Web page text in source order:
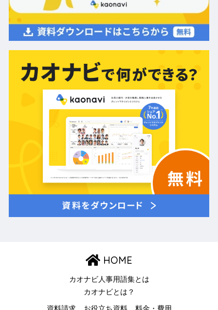
HOME
カオナビ人事用語集とは
カオナビとは？
資料請求 お役立ち資料 料金・費用